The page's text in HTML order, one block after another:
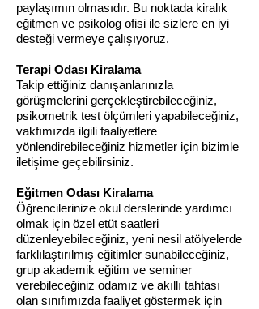
paylaşımın olmasıdır. Bu noktada kiralık
eğitmen ve psikolog ofisi ile sizlere en iyi
desteği vermeye çalışıyoruz.
Terapi Odası Kiralama
Takip ettiğiniz danışanlarınızla
görüşmelerini gerçekleştirebileceğiniz,
psikometrik test ölçümleri yapabileceğiniz,
vakfımızda ilgili faaliyetlere
yönlendirebileceğiniz hizmetler için bizimle
iletişime geçebilirsiniz.
Eğitmen Odası Kiralama
Öğrencilerinize okul derslerinde yardımcı
olmak için özel etüt saatleri
düzenleyebileceğiniz, yeni nesil atölyelerde
farklılaştırılmış eğitimler sunabileceğiniz,
grup akademik eğitim ve seminer
verebileceğiniz odamız ve akıllı tahtası
olan sınıfımızda faaliyet göstermek için